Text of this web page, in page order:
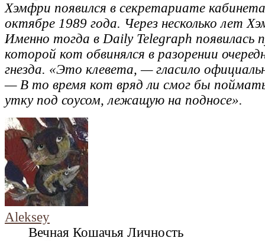
Хэмфри появился в секретариате
октябре 1989 года. Через несколько лет
Именно тогда в Daily Telegraph появилась
которой кот обвинялся в разорении
гнезда. «Это клевета, — гласило
— В то время кот вряд ли смог бы
утку под соусом, лежащую на подносе».
Aleksey
Вечная Кошачья Личность